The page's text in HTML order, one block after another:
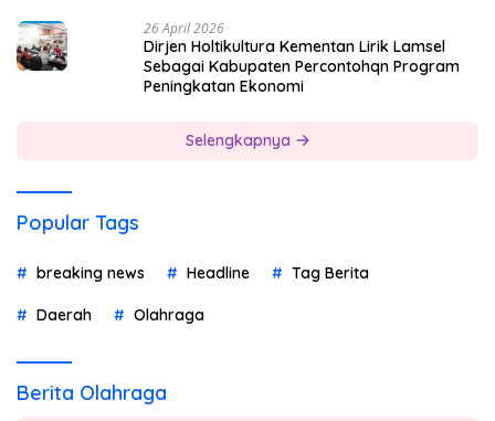
26 April 2026
Dirjen Holtikultura Kementan Lirik Lamsel
Sebagai Kabupaten Percontohqn Program
Peningkatan Ekonomi
Selengkapnya
Popular Tags
breaking news Headline Tag Berita
Daerah Olahraga
Berita Olahraga